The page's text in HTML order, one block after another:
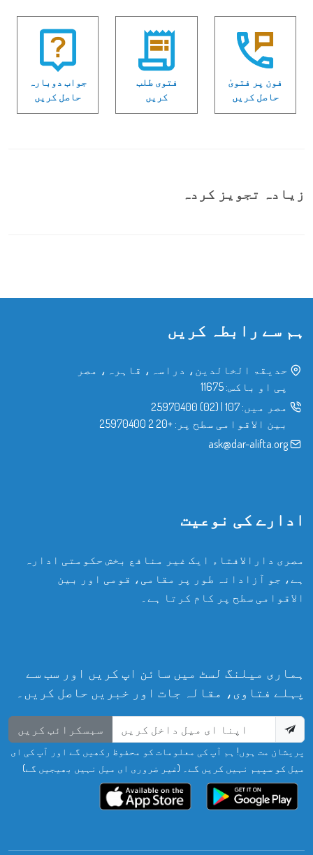
فون پر فتویٰ
حاصل کریں
فتوی طلب
کریں
جواب دوبارہ
حاصل کریں
زیادہ تجویز کردہ
ہم سے رابطہ کریں
حدیقۃ الخالدین، دراسہ، قاہرہ، مصر
پی او باکس: 11675
مصر میں: 107
|
(02) 25970400
بین الاقوامی سطح پر: +20 2 25970400
ask@dar-alifta.org
ادارے کی نوعیت
مصری دارالافتاء ایک غیر منافع بخش حکومتی ادارہ
ہے، جو آزادانہ طور پر مقامی، قومی اور بین
الاقوامی سطح پر کام کرتا ہے۔
ہماری میلنگ لسٹ میں سائن اپ کریں اور سب سے
پہلے فتاوی، مقالہ جات اور خبریں حاصل کریں۔
سبسکرائب کریں
پریشان مت ہوں! ہم آپ کی معلومات کو محفوظ رکھیں گے اور آپ کی ای
میل کو سپیم نہیں کریں گے۔ (غیر ضروری ای میل نہیں بھیجیں گے)